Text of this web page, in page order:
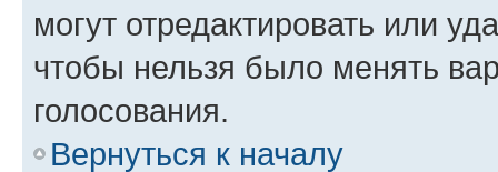
могут отредактировать или
чтобы нельзя было менять
голосования.
Вернуться к началу